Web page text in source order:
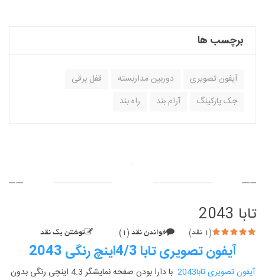
برچسب ها
آیفون تصویری دوربین مداربسته
قفل برقی
جک پارکینگ
آرام بند راه بند
تابا 2043
(1 نقد) خواندن نقد (1) نوشتن یک نقد
آیفون تصویری تابا 4/3اینچ رنگی 2043
آیفون تصویری تابا2043
با دارا بودن صفحه نمایشگر 4.3 اینچی رنگی بدون